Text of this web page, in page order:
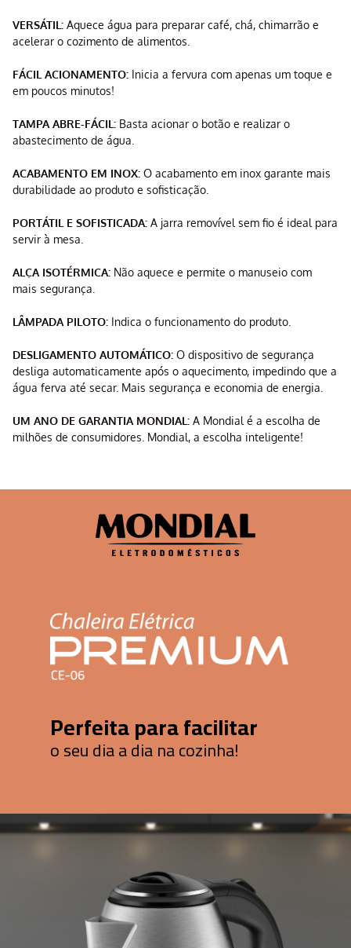
VERSÁTIL: Aquece água para preparar café, chá, chimarrão e
acelerar o cozimento de alimentos.
FÁCIL ACIONAMENTO: Inicia a fervura com apenas um toque e
em poucos minutos!
TAMPA ABRE-FÁCIL: Basta acionar o botão e realizar o
abastecimento de água.
ACABAMENTO EM INOX: O acabamento em inox garante mais
durabilidade ao produto e sofisticação.
PORTÁTIL E SOFISTICADA: A jarra removível sem fio é ideal para
servir à mesa.
ALÇA ISOTÉRMICA: Não aquece e permite o manuseio com
mais segurança.
LÂMPADA PILOTO: Indica o funcionamento do produto.
DESLIGAMENTO AUTOMÁTICO: O dispositivo de segurança
desliga automaticamente após o aquecimento, impedindo que a
água ferva até secar. Mais segurança e economia de energia.
UM ANO DE GARANTIA MONDIAL: A Mondial é a escolha de
milhões de consumidores. Mondial, a escolha inteligente!